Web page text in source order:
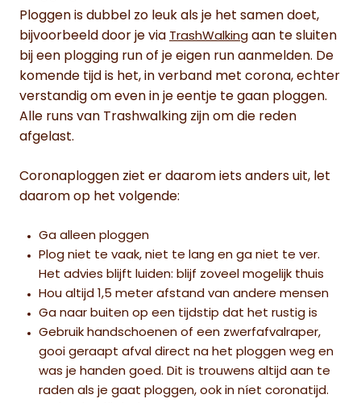
Ploggen is dubbel zo leuk als je het samen doet,
bijvoorbeeld door je via TrashWalking aan te sluiten
bij een plogging run of je eigen run aanmelden. De
komende tijd is het, in verband met corona, echter
verstandig om even in je eentje te gaan ploggen.
Alle runs van Trashwalking zijn om die reden
afgelast.
Coronaploggen ziet er daarom iets anders uit, let
daarom op het volgende:
Ga alleen ploggen
Plog niet te vaak, niet te lang en ga niet te ver.
Het advies blijft luiden: blijf zoveel mogelijk thuis
Hou altijd 1,5 meter afstand van andere mensen
Ga naar buiten op een tijdstip dat het rustig is
Gebruik handschoenen of een zwerfafvalraper,
gooi geraapt afval direct na het ploggen weg en
was je handen goed. Dit is trouwens altijd aan te
raden als je gaat ploggen, ook in níet coronatijd.